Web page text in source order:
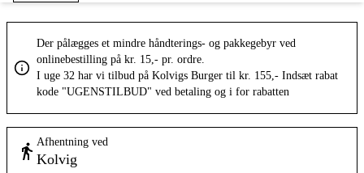
Der pålægges et mindre håndterings- og pakkegebyr ved
onlinebestilling på kr. 15,- pr. ordre.
I uge 32 har vi tilbud på Kolvigs Burger til kr. 155,- Indsæt rabat
Afhentning ved
Kolvig